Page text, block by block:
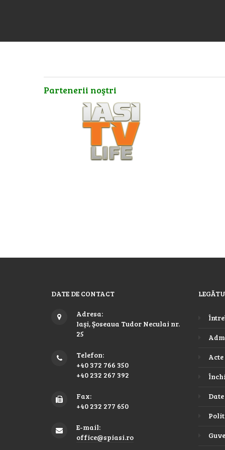
Partenerii noştri
DATE DE CONTACT
Adresa:
Iaşi, Şoseaua Tudor Neculai nr.
25
Telefon:
+40 372 766 350
+40 232 267 392
Fax:
+40 232 277 650
E-mail:
office@spiasi.ro